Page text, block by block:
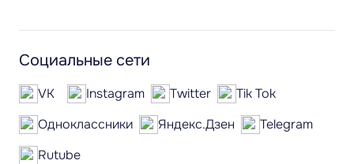
Социальные сети
VK Instagram Twitter
Tik Tok
Одноклассники
Яндекс.Дзен
Telegram
Rutube